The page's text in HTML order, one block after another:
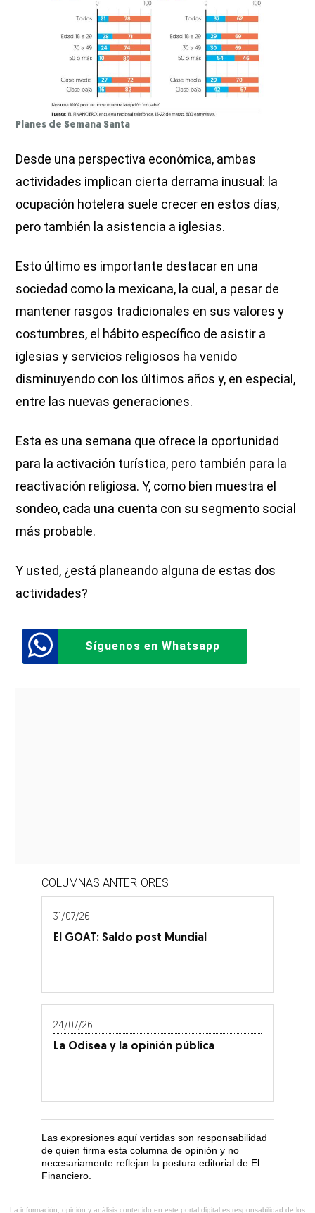
Planes de Semana Santa
Desde una perspectiva económica, ambas
actividades implican cierta derrama inusual: la
ocupación hotelera suele crecer en estos días,
pero también la asistencia a iglesias.
Esto último es importante destacar en una
sociedad como la mexicana, la cual, a pesar de
mantener rasgos tradicionales en sus valores y
costumbres, el hábito específico de asistir a
iglesias y servicios religiosos ha venido
disminuyendo con los últimos años y, en especial,
entre las nuevas generaciones.
Esta es una semana que ofrece la oportunidad
para la activación turística, pero también para la
reactivación religiosa. Y, como bien muestra el
sondeo, cada una cuenta con su segmento social
más probable.
Y usted, ¿está planeando alguna de estas dos
actividades?
Síguenos en Whatsapp
COLUMNAS ANTERIORES
31/07/26
El GOAT: Saldo post Mundial
24/07/26
La Odisea y la opinión pública
Las expresiones aquí vertidas son responsabilidad
de quien firma esta columna de opinión y no
necesariamente reflejan la postura editorial de El
Financiero.
La información, opinión y análisis contenido en este portal digital es responsabilidad de los